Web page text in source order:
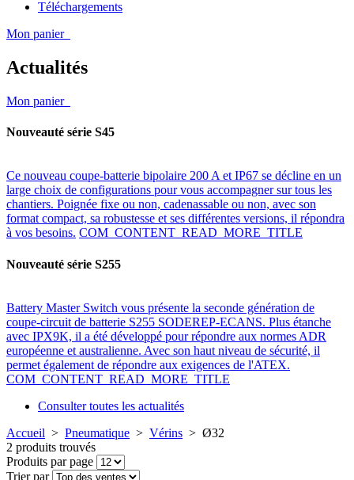
Téléchargements
Mon panier
Actualités
Mon panier
Nouveauté série S45
Ce nouveau coupe-batterie bipolaire 200 A et IP67 se décline en un
large choix de configurations pour vous accompagner sur tous les
chantiers. Poignée fixe ou non, cadenassable ou non, avec son
format compact, sa robustesse et ses différentes versions, il répondra
à vos besoins. COM_CONTENT_READ_MORE_TITLE
Nouveauté série S255
Battery Master Switch vous présente la seconde génération de
coupe-circuit de batterie S255 SODEREP-ECANS. Plus étanche
avec IPX9K, il a été développé pour répondre aux normes ADR
européenne et australienne. Avec son haut niveau de sécurité, il
permet également de répondre aux exigences de l'ATEX.
COM_CONTENT_READ_MORE_TITLE
Consulter toutes les actualités
Accueil > Pneumatique > Vérins > Ø32
2 produits trouvés
Produits par page
Trier par